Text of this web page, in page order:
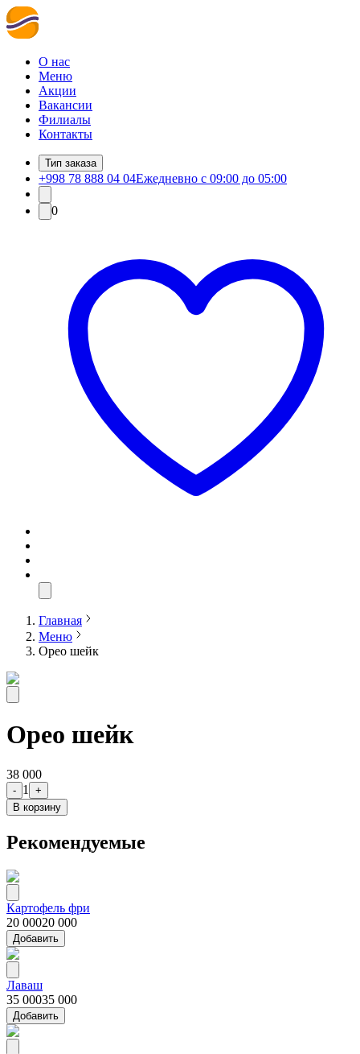
О нас
Меню
Акции
Вакансии
Филиалы
Контакты
Тип заказа
+998 78 888 04 04Ежедневно с 09:00 до 05:00
0
Главная
Меню
Орео шейк
Орео шейк
38 000
- 1
+
В корзину
Рекомендуемые
Картофель фри
20 00020 000
Добавить
Лаваш
35 00035 000
Добавить